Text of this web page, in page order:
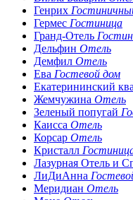
Генрих
Гермес Гостиница
Гранд-Отель
Дельфин Отель
Демфил Отель
Ева Гостевой дом
Екатерининский
Жемчужина Отель
Зеленый попугай
Каисса Отель
Корсар Отель
Кристалл
Лазурная Отель и
ЛиДиАнна
Меридиан Отель